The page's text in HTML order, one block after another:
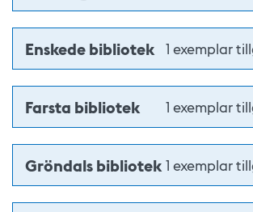
Enskede bibliotek 1 exemplar
Farsta bibliotek 1 exemplar
Gröndals bibliotek 1 exemplar